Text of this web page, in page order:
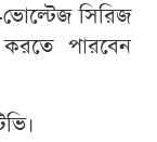
ভোল্টেজ সিরিজ
করতে পারবেন